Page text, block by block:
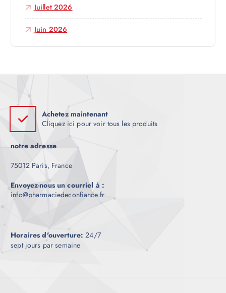
Juillet 2026
Juin 2026
Achetez maintenant
Cliquez ici pour voir tous les produits
notre adresse
75012 Paris, France
Envoyez-nous un courriel à :
info@pharmaciedeconfiance.fr
Horaires d'ouverture: 24/7
sept jours par semaine